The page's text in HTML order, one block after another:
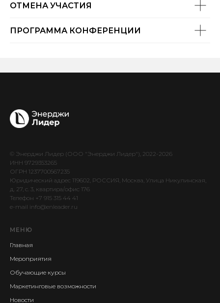
ОТМЕНА УЧАСТИЯ
ПРОГРАММА КОНФЕРЕНЦИИ
© Энерджи Лидер (ООО "Энерджи Лидер"), 2022-2026
ИНН 9729353265
ОГРН 1237700567235
Юридический адрес 119602, РОССИЯ, Москва, Улица Никулинская,
д. 27, c. 3, квартира/офис 176
Телефон +7 915 315 44 41
e-mail info@enleader.ru
МЕНЮ
Главная
Мероприятия
Обучающие курсы
Маркетинговые возможности
Новости